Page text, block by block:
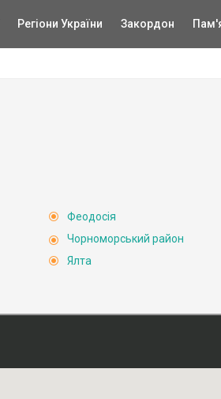
Регіони України Закордон
Феодосія
Чорноморський район
Ялта